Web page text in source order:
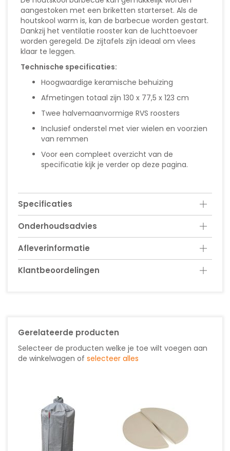
aangestoken met een briketten starterset. Als de
houtskool warm is, kan de barbecue worden gestart.
Dankzij het ventilatie rooster kan de luchttoevoer
worden geregeld. De zijtafels zijn ideaal om vlees
klaar te leggen.
Technische specificaties:
Hoogwaardige keramische behuizing
Afmetingen totaal zijn 130 x 77,5 x 123 cm
Twee halvemaanvormige RVS roosters
Inclusief onderstel met vier wielen en voorzien
van remmen
Voor een compleet overzicht van de
specificatie kijk je verder op deze pagina.
Specificaties
Onderhoudsadvies
Afleverinformatie
Klantbeoordelingen
Gerelateerde producten
Selecteer de producten welke je toe wilt voegen aan
de winkelwagen of selecteer alles